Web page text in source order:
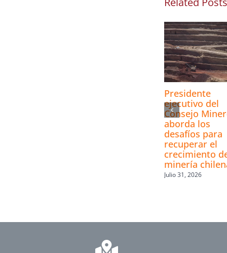
Presidente
ejecutivo del
Consejo
aborda los
desafíos para
recuperar el
crecimiento
minería
Julio 31, 2026